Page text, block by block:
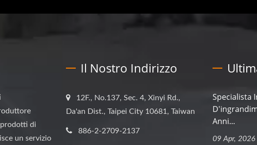
di
un servizio
Il Nostro Indirizzo
12F., No.137, Sec. 4, Xinyi Rd.,
Da'an Dist., Taipei City 10681, Taiwan
886-2-2709-2137
Specialista
Anni...
09 Apr, 2026